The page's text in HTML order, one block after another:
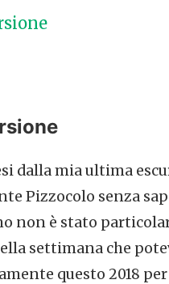
dalla mia ultima
Pizzocolo senza
non è stato
settimana che
questo 2018